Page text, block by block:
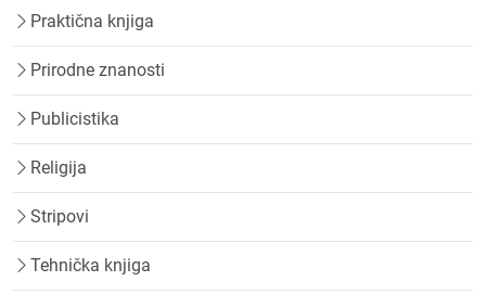
Praktična knjiga
Prirodne znanosti
Publicistika
Religija
Stripovi
Tehnička knjiga